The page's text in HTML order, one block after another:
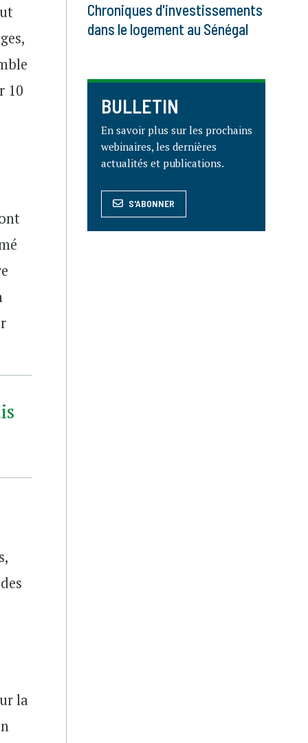
10
la
Chroniques d'investissements
dans le logement au Sénégal
BULLETIN
En savoir plus sur les prochains
webinaires, les dernières
actualités et publications.
S'ABONNER